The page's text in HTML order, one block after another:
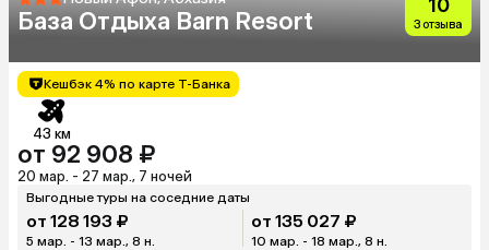
База Отдыха Barn Resort
10
3 отзыва
Кешбэк 4% по карте Т-Банка
43 км
от 92 908 ₽
20 мар. - 27 мар., 7 ночей
Выгодные туры на соседние даты
от 128 193 ₽
5 мар. - 13 мар., 8 н.
от 135 027 ₽
10 мар. - 18 мар., 8 н.